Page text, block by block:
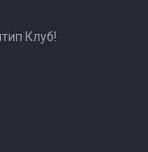
Клуб!